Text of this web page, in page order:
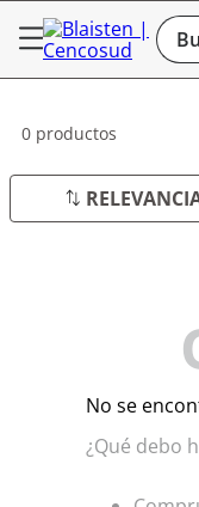
0 productos
No se
¿Qué debo